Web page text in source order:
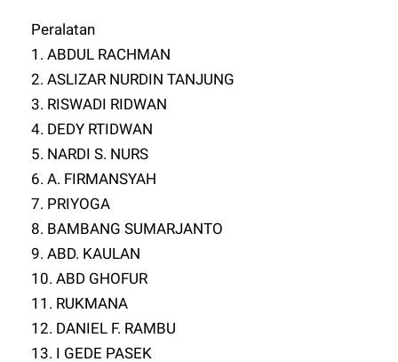
Peralatan
1. ABDUL RACHMAN
2. ASLIZAR NURDIN TANJUNG
3. RISWADI RIDWAN
4. DEDY RTIDWAN
5. NARDI S. NURS
6. A. FIRMANSYAH
7. PRIYOGA
8. BAMBANG SUMARJANTO
9. ABD. KAULAN
10. ABD GHOFUR
11. RUKMANA
12. DANIEL F. RAMBU
13. I GEDE PASEK